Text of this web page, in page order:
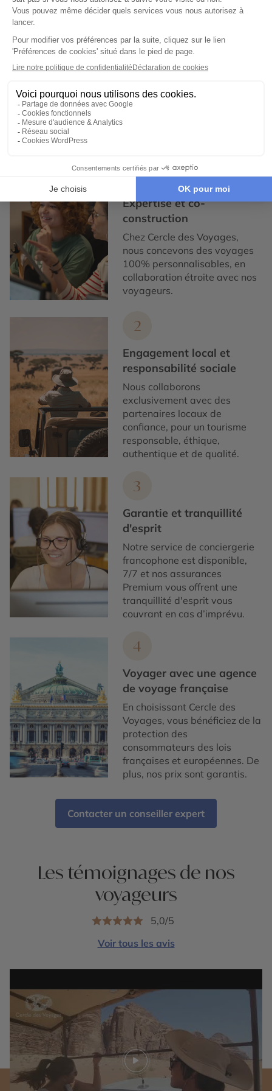
Voyages combinés Israël et Jordanie
Expertise et co-construction
1
Expertise et co-
construction
Chez Cercle des Voyages,
nous concevons des voyages
100% personnalisables, en
collaboration étroite avec nos
voyageurs.
2
Engagement local et
responsabilité sociale
Nous collaborons
exclusivement avec des
partenaires locaux de
confiance, pour un tourisme
responsable, éthique,
authentique et de qualité.
3
Garantie et tranquillité
d'esprit
Notre service de conciergerie
francophone est disponible,
7/7 et nos assurances
Premium vous offrent une
tranquillité d'esprit vous
couvrant en cas d’imprévu.
4
Voyager avec une agence
de voyage française
En choisissant Cercle des
Voyages, vous bénéficiez de la
protection des
consommateurs des lois
françaises et européennes. De
plus, nos prix sont garantis.
Contacter un conseiller expert
Les témoignages de nos
voyageurs
5,0/5
Voir tous les avis
Play video